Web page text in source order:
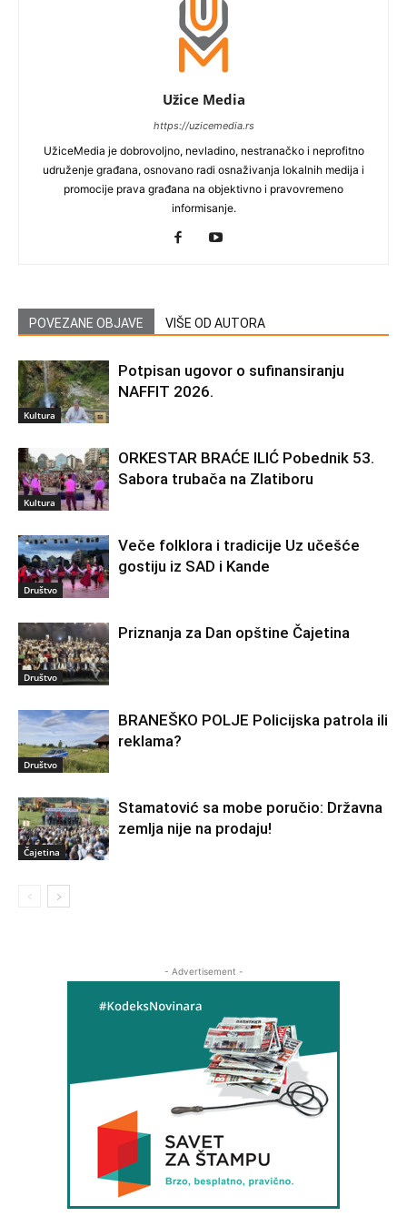
Užice Media
https://uzicemedia.rs
UžiceMedia je dobrovoljno, nevladino, nestranačko i neprofitno
udruženje građana, osnovano radi osnaživanja lokalnih medija i
promocije prava građana na objektivno i pravovremeno
informisanje.
POVEZANE OBJAVE VIŠE OD AUTORA
Kultura
Potpisan ugovor o sufinansiranju
NAFFIT 2026.
Kultura
ORKESTAR BRAĆE ILIĆ Pobednik 53.
Sabora trubača na Zlatiboru
Društvo
Veče folklora i tradicije Uz učešće
gostiju iz SAD i Kande
Društvo
Priznanja za Dan opštine Čajetina
Društvo
BRANEŠKO POLJE Policijska patrola ili
reklama?
Čajetina
Stamatović sa mobe poručio: Državna
zemlja nije na prodaju!
- Advertisement -